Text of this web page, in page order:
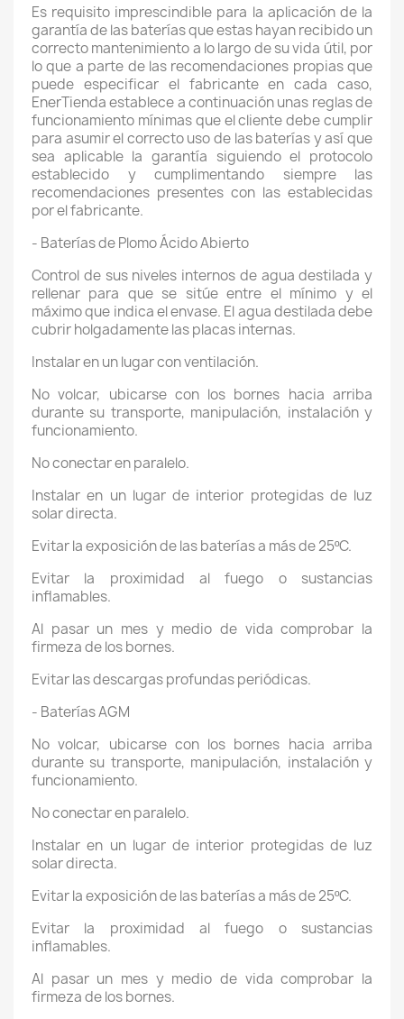
Es requisito imprescindible para la aplicación de la
garantía de las baterías que estas hayan recibido un
correcto mantenimiento a lo largo de su vida útil, por
lo que a parte de las recomendaciones propias que
puede especificar el fabricante en cada caso,
EnerTienda establece a continuación unas reglas de
funcionamiento mínimas que el cliente debe cumplir
para asumir el correcto uso de las baterías y así que
sea aplicable la garantía siguiendo el protocolo
establecido y cumplimentando siempre las
recomendaciones presentes con las establecidas
por el fabricante.
- Baterías de Plomo Ácido Abierto
Control de sus niveles internos de agua destilada y
rellenar para que se sitúe entre el mínimo y el
máximo que indica el envase. El agua destilada debe
cubrir holgadamente las placas internas.
Instalar en un lugar con ventilación.
No volcar, ubicarse con los bornes hacia arriba
durante su transporte, manipulación, instalación y
funcionamiento.
No conectar en paralelo.
Instalar en un lugar de interior protegidas de luz
solar directa.
Evitar la exposición de las baterías a más de 25ºC.
Evitar la proximidad al fuego o sustancias
inflamables.
Al pasar un mes y medio de vida comprobar la
firmeza de los bornes.
Evitar las descargas profundas periódicas.
- Baterías AGM
No volcar, ubicarse con los bornes hacia arriba
durante su transporte, manipulación, instalación y
funcionamiento.
No conectar en paralelo.
Instalar en un lugar de interior protegidas de luz
solar directa.
Evitar la exposición de las baterías a más de 25ºC.
Evitar la proximidad al fuego o sustancias
inflamables.
Al pasar un mes y medio de vida comprobar la
firmeza de los bornes.